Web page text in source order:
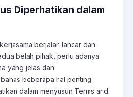
Diperhatikan dalam
berjalan lancar dan
belah pihak, perlu adanya
yang jelas dan
beberapa hal penting
dalam menyusun Terms and